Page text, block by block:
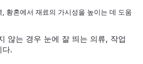
황혼에서 재료의 가시성을 높이는 데 도움
않는 경우 눈에 잘 띄는 의류, 작업
다.